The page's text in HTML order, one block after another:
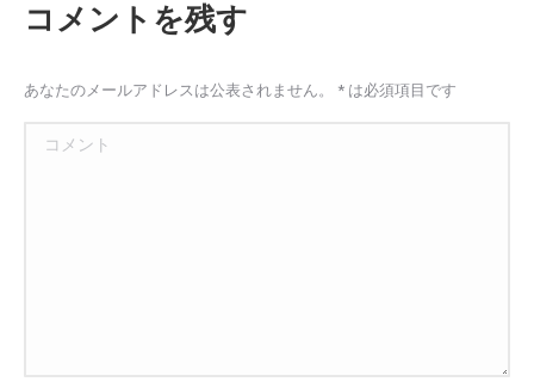
ン
コメントを残す
あなたのメールアドレスは公表されません。 * は必須項目です
コメント